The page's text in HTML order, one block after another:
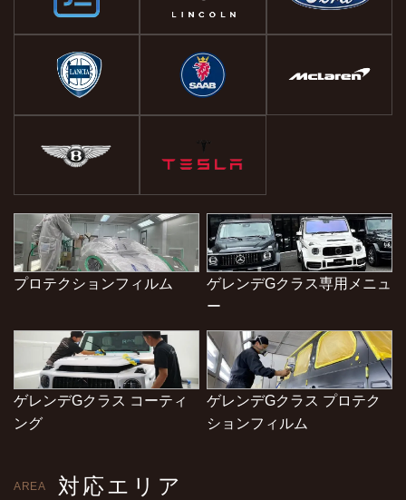
プロテクションフィルム
ゲレンデGクラス専用メニュ
ー
ゲレンデGクラス コーティ
ング
ゲレンデGクラス プロテク
ションフィルム
AREA 対応エリア